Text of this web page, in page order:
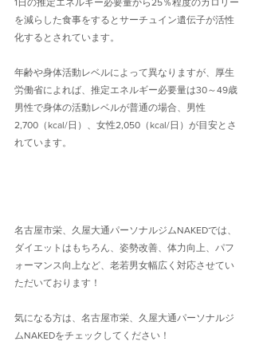
1日の推定エネルギー必要量から25％程度のカロリー
を減らした食事をするとサーチュイン遺伝子が活性
化するとされています。
年齢や身体活動レベルによって異なりますが、厚生
労働省によれば、推定エネルギー必要量は30～49歳
男性で身体の活動レベルが普通の場合、男性
2,700（kcal/日）、女性2,050（kcal/日）が目安とさ
れています。
名古屋市栄、久屋大通パーソナルジムNAKEDでは、
ダイエットはもちろん、姿勢改善、体力向上、パフ
ォーマンス向上など、老若男女幅広く対応させてい
ただいております！
気になる方は、名古屋市栄、久屋大通パーソナルジ
ムNAKEDをチェックしてください！